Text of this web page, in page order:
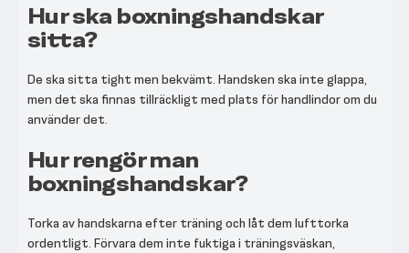
Hur ska boxningshandskar
sitta?
De ska sitta tight men bekvämt. Handsken ska inte glappa,
men det ska finnas tillräckligt med plats för handlindor om du
använder det.
Hur rengör man
boxningshandskar?
Torka av handskarna efter träning och låt dem lufttorka
ordentligt. Förvara dem inte fuktiga i träningsväskan,